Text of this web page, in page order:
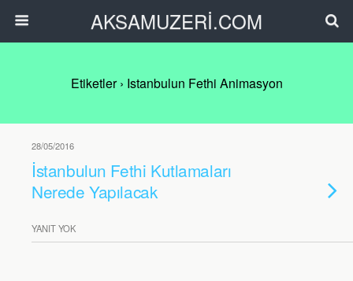
AKSAMUZERİ.COM
Etiketler › Istanbulun Fethi Animasyon
28/05/2016
İstanbulun Fethi Kutlamaları
Nerede Yapılacak
YANIT YOK